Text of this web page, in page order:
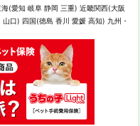
(愛知 岐阜 静岡 三重) 近畿関西(大阪
口) 四国(徳島 香川 愛媛 高知) 九州・